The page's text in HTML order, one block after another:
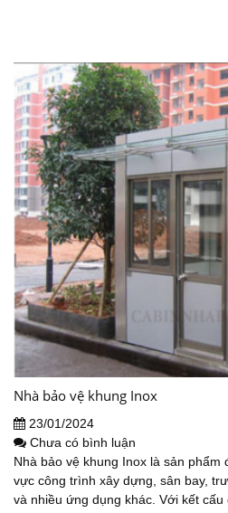
Nhà bảo vệ khung Inox
23/01/2024
Chưa có bình luận
Nhà bảo vệ khung Inox là sản phẩm
vực công trình xây dựng, sân bay,
và nhiều ứng dụng khác. Với kết cấu